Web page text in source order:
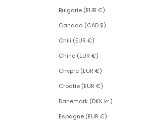
Bulgarie (EUR €)
Canada (CAD $)
Chili (EUR €)
Chine (EUR €)
Chypre (EUR €)
Croatie (EUR €)
Danemark (DKK kr.)
Espagne (EUR €)